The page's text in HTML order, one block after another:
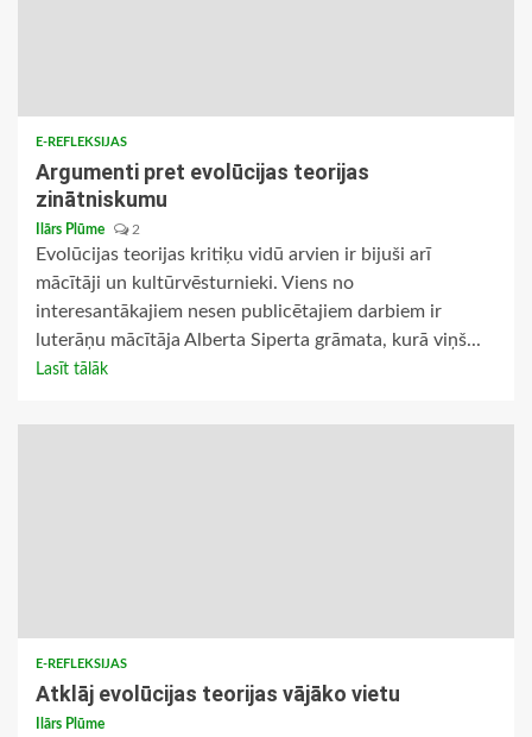
E-REFLEKSIJAS
Argumenti pret evolūcijas teorijas
zinātniskumu
Ilārs Plūme 2
Evolūcijas teorijas kritiķu vidū arvien ir bijuši arī
mācītāji un kultūrvēsturnieki. Viens no
interesantākajiem nesen publicētajiem darbiem ir
luterāņu mācītāja Alberta Siperta grāmata, kurā viņš...
Lasīt tālāk
E-REFLEKSIJAS
Atklāj evolūcijas teorijas vājāko vietu
Ilārs Plūme